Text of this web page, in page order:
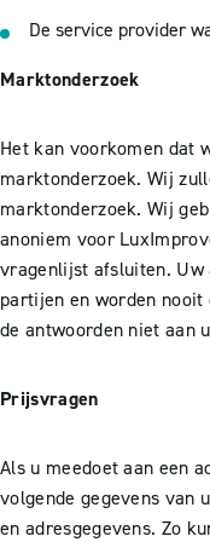
De service provider
Marktonderzoek
Het kan voorkomen dat
marktonderzoek. Wij
marktonderzoek. Wij
anoniem voor
vragenlijst afsluiten. Uw
partijen en worden
de antwoorden niet aan
Prijsvragen
Als u meedoet aan een
volgende gegevens van
en adresgegevens. Zo